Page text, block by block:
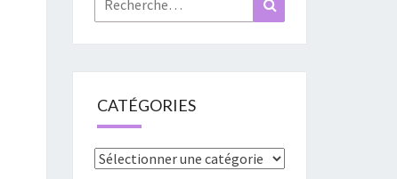
CATÉGORIES
Catégories